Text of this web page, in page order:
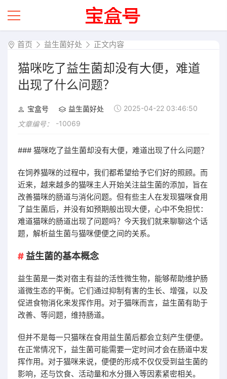
首页 益生菌好处 正文内容
猫咪吃了益生菌却没有大便，难道
出现了什么问题？
宝盒号 益生菌好处
2025-04-22 03:46:50
文章编号：
-10069
### 猫咪吃了益生菌却没有大便，难道出现了什么问题？
在饲养猫咪的过程中，我们都希望给予它们好的照顾。而
近来，越来越多的猫咪主人开始关注益生菌的添加，旨在
改善猫咪的肠道与消化问题。但有些主人在发现猫咪食用
了益生菌后，并没有如预期般出现大便，心中不免担忧：
难道猫咪的肠道出现了问题吗？今天我们就来聊聊这个话
题，解析益生菌与猫咪便便之间的关系。
益生菌的基本概念
益生菌是一类对宿主有益的活性微生物，能够帮助维护肠
道微生态的平衡。它们通过抑制有害的生长、增强，以及
促进食物消化来发挥作用。对于猫咪而言，益生菌有助于
改善、等问题，维持肠道。
但并不是每一只猫咪在食用益生菌后都会立刻产生便便。
在正常情况下，益生菌可能需要一定时间才会在肠道中发
挥作用。对于猫咪来说，便便的形成不仅仅受到益生菌的
影响，还与饮食、活动量和水分摄入等因素紧密相关。